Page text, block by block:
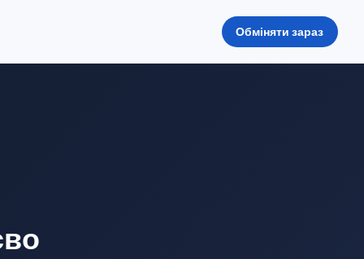
Обміняти зараз